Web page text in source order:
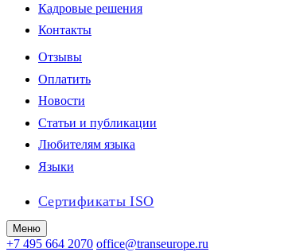
Кадровые решения
Контакты
Отзывы
Оплатить
Новости
Статьи и публикации
Любителям языка
Языки
Сертификаты ISO
Меню
+7 495 664 2070 office@transeurope.ru